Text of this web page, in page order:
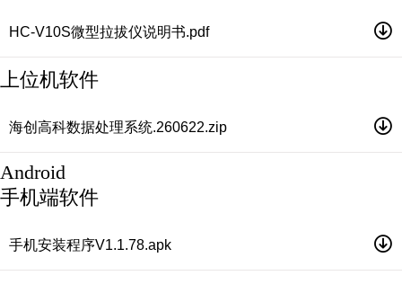
HC-V10S微型拉拔仪说明书.pdf
上位机软件
海创高科数据处理系统.260622.zip
Android
手机端软件
手机安装程序V1.1.78.apk